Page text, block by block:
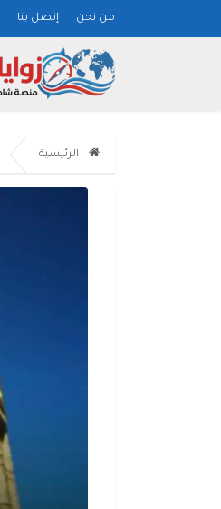
من نحن إتصل بنا
الرئيسية